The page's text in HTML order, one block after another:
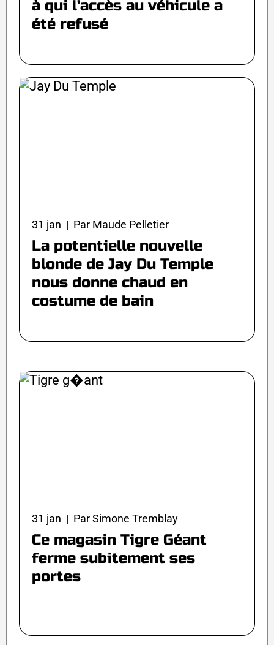
à qui l'accès au véhicule a
été refusé
31 jan | Par Maude Pelletier
La potentielle nouvelle
blonde de Jay Du Temple
nous donne chaud en
costume de bain
31 jan | Par Simone Tremblay
Ce magasin Tigre Géant
ferme subitement ses
portes